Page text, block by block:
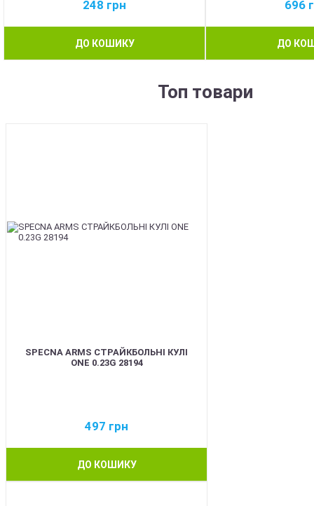
248 грн
ДО КОШИКУ
696
ДО
Топ товари
SPECNA ARMS СТРАЙКБОЛЬНІ КУЛІ
ONE 0.23G 28194
497 грн
ДО КОШИКУ